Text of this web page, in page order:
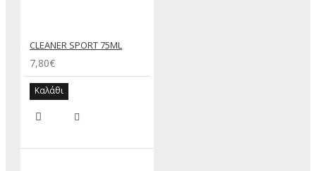
CLEANER SPORT 75ML
7,80€
Καλάθι